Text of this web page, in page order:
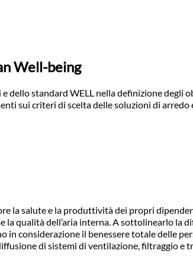
Well-being
dello standard WELL nella definizione degli
sui criteri di scelta delle soluzioni di
la salute e la produttività dei propri
la qualità dell’aria interna. A sottolinearlo la
in considerazione il benessere totale delle
di sistemi di ventilazione, filtraggio e